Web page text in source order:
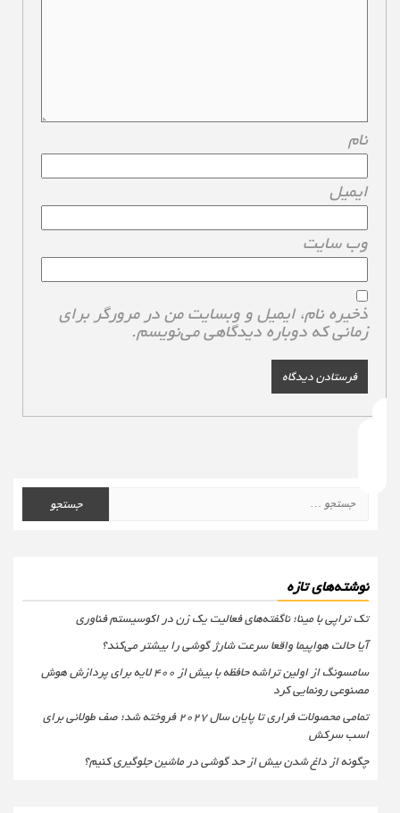
نام*
ایمیل*
وب‌ سایت
ذخیره نام، ایمیل و وبسایت من در مرورگر برای
زمانی که دوباره دیدگاهی می‌نویسم.
جستجو
برای:
نوشته‌های تازه
تک تراپی با مینا؛ ناگفته‌های فعالیت یک زن در اکوسیستم فناوری
آیا حالت هواپیما واقعا سرعت شارژ گوشی را بیشتر می‌کند؟
سامسونگ از اولین تراشه حافظه با بیش از ۴۰۰ لایه برای پردازش هوش
مصنوعی رونمایی کرد
تمامی محصولات فراری تا پایان سال ۲۰۲۷ فروخته شد؛ صف طولانی برای
اسب سرکش
چگونه از داغ شدن بیش از حد گوشی در ماشین جلوگیری کنیم؟